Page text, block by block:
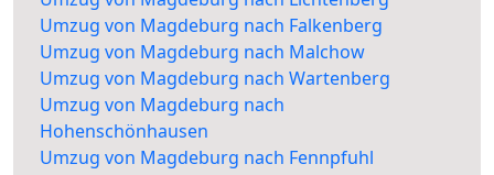
Umzug von Magdeburg nach Falkenberg
Umzug von Magdeburg nach Malchow
Umzug von Magdeburg nach Wartenberg
Umzug von Magdeburg nach
Hohenschönhausen
Umzug von Magdeburg nach Fennpfuhl